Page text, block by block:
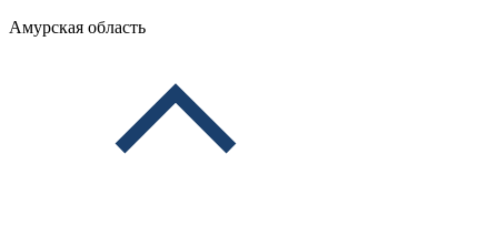
Амурская область